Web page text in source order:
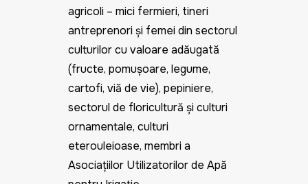
agricoli – mici fermieri, tineri
antreprenori și femei din sectorul
culturilor cu valoare adăugată
(fructe, pomușoare, legume,
cartofi, viţă de vie), pepiniere,
sectorul de floricultură şi culturi
ornamentale, culturi
eterouleioase, membri a
Asociaţiilor Utilizatorilor de Apă